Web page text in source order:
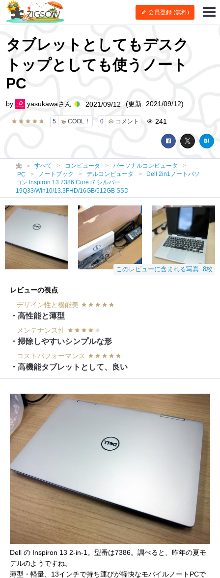
会員登録 (無料)
タブレットとしてもデスク
トップとしても使うノート
PC
5 COOL！ 0 コメント 241
by yasukawaさん 2021/09/12 (更新: 2021/09/12)
すべて コンピュータ
パーソナルコンピュータ
PC
ノートブック デルコンピュータ
Dell 2in1ノートパソ
コン Inspiron 13 7386 Core i7 シルバー
19Q33/Win10/13.3FHD/16GB/512GB SSD
このレビューに含まれる写真: 8枚
レビューの視点
デザイン性と機能美
・高性能と薄型
メンテナンス性
・掃除しやすいシンプルな形
コストパフォーマンス
・高機能タブレットとして、良い
Dell の Inspiron 13 2-in-1。型番は7386。調べると、昨年の夏モ
デルのようですね。
薄型・軽量、13インチで持ち運びが軽快なモバイルノートPCで